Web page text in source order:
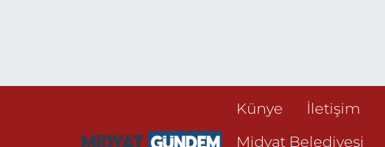
Künye İletişim
Midyat Belediyesi